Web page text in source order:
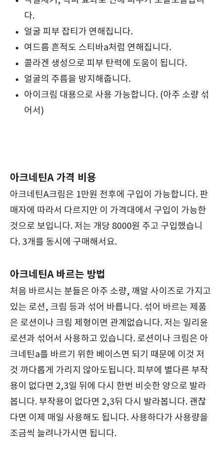
다.
얼굴 피부 잡티가 연해집니다.
여드름 흔적도 스티바a처럼 연해집니다.
콜라겐 생성으로 피부 탄력에 도움이 됩니다.
얼굴의 주름을 방지해줍니다.
아이크림 대용으로 사용 가능합니다. (아주 소량 섞
어서)
아크네틴A 가격 비용
아크네틴A크림은 1만원 전후에 구입이 가능합니다. 판
매자에 따라서 다르지만 이 가격대에서 구입이 가능한
것으로 보입니다. 저는 개당 8000원 주고 구입했습니
다. 3개를 동시에 구매해서요.
아크네틴A 바르는 방법
처음 바르시는 분들은 아주 소량, 깨알 사이즈로 가지고
있는 로션, 크림 등과 섞어 바릅니다. 섞어 바르는 제품
은 로션이나 크림 제형이면 관계없습니다. 저는 일리윤
로션과 섞어서 사용하고 있습니다. 로션이나 크림은 아
크네틴a를 바르기 위한 베이스면 되기 때문에 이것 저
것 까다롭게 가리지 않아도됩니다. 피부에 별다른 부작
용이 없다면 2,3일 뒤에 다시 한번 비슷한 양으로 발라
봅니다. 부작용이 없다면 2,3뒤 다시 발라봅니다. 괜찮
다면 이제 매일 사용해도 됩니다. 사용하다가 사용량을
조금씩 늘려나가시면 됩니다.